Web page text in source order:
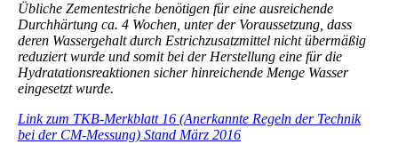
Übliche Zementestriche benötigen für eine ausreichende
Durchhärtung ca. 4 Wochen, unter der Voraussetzung, dass
deren Wassergehalt durch Estrichzusatzmittel nicht übermäßig
reduziert wurde und somit bei der Herstellung eine für die
Hydratationsreaktionen sicher hinreichende Menge Wasser
eingesetzt wurde.
Link zum TKB-Merkblatt 16 (Anerkannte Regeln der Technik
bei der CM-Messung) Stand März 2016